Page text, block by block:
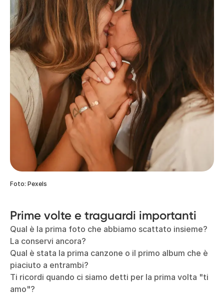
Foto: Pexels
Prime volte e traguardi importanti
Qual è la prima foto che abbiamo scattato insieme?
La conservi ancora?
Qual è stata la prima canzone o il primo album che è
piaciuto a entrambi?
Ti ricordi quando ci siamo detti per la prima volta "ti
amo"?